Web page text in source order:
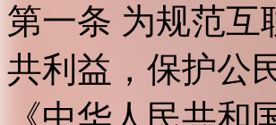
第一条 为规范互
共利益，保护公
《中华人民共